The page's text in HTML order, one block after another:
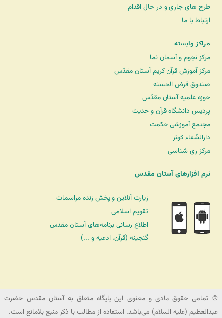
طرح های جاری و در حال اقدام
ارتباط با ما
مراکز وابسته
مرکز نجوم و آسمان نما
مرکز آموزش قرآن کریم آستان مقدّس
صندوق قرض الحسنه
حوزه علمیه آستان مقدّس
پردیس دانشگاه قرآن و حدیث
مجتمع آموزشی حکمت
دارالشّفاء کوثر
مرکز ری شناسی
نرم افزارهای آستان مقدس
زیارت آنلاین و پخش زنده مراسمات
تقویم اسلامی
اطلاع رسانی برنامه‌های آستان مقدس
گنجینه (قرآن، ادعیه و ...)
© تمامی حقوق مادی و معنوی این پایگاه متعلق به آستان مقدس حضرت
عبدالعظیم (علیه السلام) می‌باشد. استفاده از مطالب با ذکر منبع بلامانع است.